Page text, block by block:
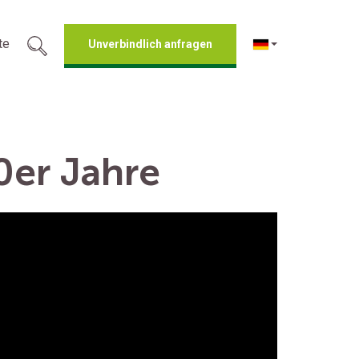
Unverbindlich anfragen
Jahre